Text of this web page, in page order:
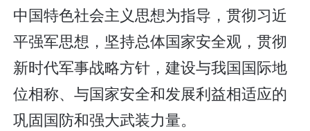
中国特色社会主义思想为指导，贯彻习近
平强军思想，坚持总体国家安全观，贯彻
新时代军事战略方针，建设与我国国际地
位相称、与国家安全和发展利益相适应的
巩固国防和强大武装力量。